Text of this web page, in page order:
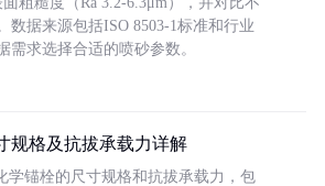
数据来源包括ISO 8503-1标准和行业
需求选择合适的喷砂参数。
规格及抗拔承载力详解
学锚栓的尺寸规格和抗拔承载力，包